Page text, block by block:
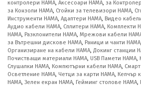
контролери HAMA, Аксесоари HAMA, за
за Конзоли HAMA, Стойки за телевизори HAMA,
Инструменти HAMA, Адаптери HAMA, Видео
Аудио кабели HAMA, Сплитери HAMA, Комплекти
HAMA, Разклонители HAMA, Мрежови кабели
за Вътрешни дискове HAMA, Раници и чанти HAMA,
Организиране на кабели HAMA, Докинг станции
Почистващи материали HAMA, USB Памети HAMA,
Слушалки HAMA, Компютърни кабели HAMA,
Осветление HAMA, Четци за карти HAMA, Кепчър
HAMA, Зелен екран HAMA, Гейминг столове HAMA,